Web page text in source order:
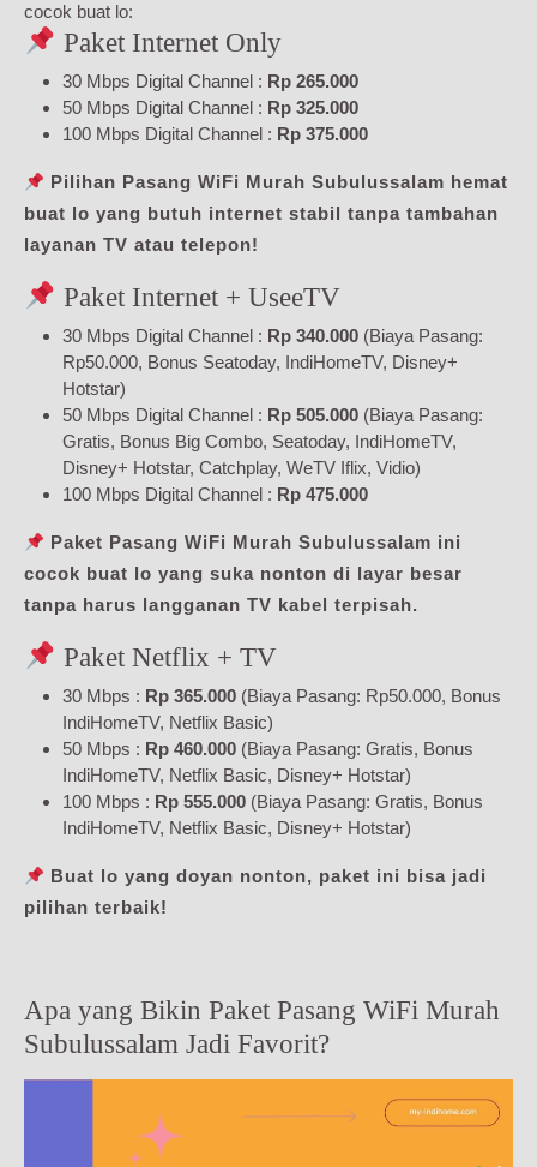
cocok buat lo:
Paket Internet Only
30 Mbps Digital Channel : Rp 265.000
50 Mbps Digital Channel : Rp 325.000
100 Mbps Digital Channel : Rp 375.000
Pilihan Pasang WiFi Murah Subulussalam hemat
buat lo yang butuh internet stabil tanpa tambahan
layanan TV atau telepon!
Paket Internet + UseeTV
30 Mbps Digital Channel : Rp 340.000 (Biaya Pasang:
Rp50.000, Bonus Seatoday, IndiHomeTV, Disney+
Hotstar)
50 Mbps Digital Channel : Rp 505.000 (Biaya Pasang:
Gratis, Bonus Big Combo, Seatoday, IndiHomeTV,
Disney+ Hotstar, Catchplay, WeTV Iflix, Vidio)
100 Mbps Digital Channel : Rp 475.000
Paket Pasang WiFi Murah Subulussalam ini
cocok buat lo yang suka nonton di layar besar
tanpa harus langganan TV kabel terpisah.
Paket Netflix + TV
30 Mbps : Rp 365.000 (Biaya Pasang: Rp50.000, Bonus
IndiHomeTV, Netflix Basic)
50 Mbps : Rp 460.000 (Biaya Pasang: Gratis, Bonus
IndiHomeTV, Netflix Basic, Disney+ Hotstar)
100 Mbps : Rp 555.000 (Biaya Pasang: Gratis, Bonus
IndiHomeTV, Netflix Basic, Disney+ Hotstar)
Buat lo yang doyan nonton, paket ini bisa jadi
pilihan terbaik!
Apa yang Bikin Paket Pasang WiFi Murah
Subulussalam Jadi Favorit?